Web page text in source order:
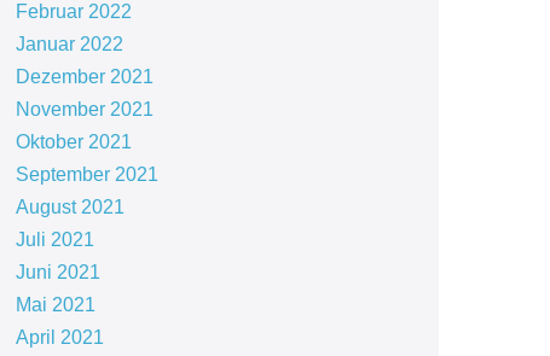
Februar 2022
Januar 2022
Dezember 2021
November 2021
Oktober 2021
September 2021
August 2021
Juli 2021
Juni 2021
Mai 2021
April 2021